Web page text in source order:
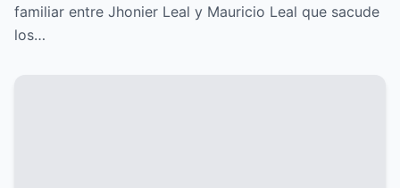
su historia personal, secretos ocultos y
conflictos desgarradores que nadie
familiar entre Jhonier Leal y Mauricio Leal que sacude
los…